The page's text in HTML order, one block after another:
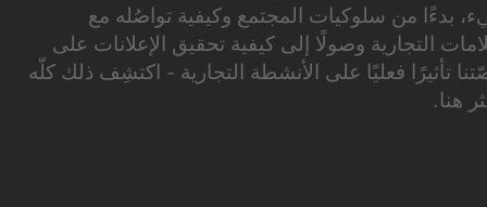
بدءًا من سلوكيات المجتمع وكيفية تواصُله مع
التجارية وصولًا إلى كيفية تحقيق الإعلانات على
تأثيرًا فعليًا على الأنشطة التجارية - اكتشِف ذلك كلّه
هنا.